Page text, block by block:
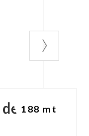
deiPulì
188 mt